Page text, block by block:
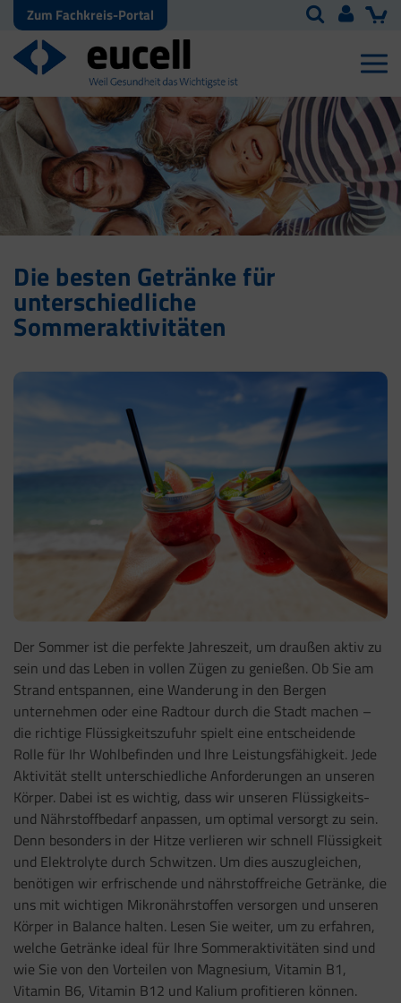
Zum Fachkreis-Portal
Die besten Getränke für
unterschiedliche
Sommeraktivitäten
Der Sommer ist die perfekte Jahreszeit, um draußen aktiv zu
sein und das Leben in vollen Zügen zu genießen. Ob Sie am
Strand entspannen, eine Wanderung in den Bergen
unternehmen oder eine Radtour durch die Stadt machen –
die richtige Flüssigkeitszufuhr spielt eine entscheidende
Rolle für Ihr Wohlbefinden und Ihre Leistungsfähigkeit. Jede
Aktivität stellt unterschiedliche Anforderungen an unseren
Körper. Dabei ist es wichtig, dass wir unseren Flüssigkeits-
und Nährstoffbedarf anpassen, um optimal versorgt zu sein.
Denn besonders in der Hitze verlieren wir schnell Flüssigkeit
und Elektrolyte durch Schwitzen. Um dies auszugleichen,
benötigen wir erfrischende und nährstoffreiche Getränke, die
uns mit wichtigen Mikronährstoffen versorgen und unseren
Körper in Balance halten. Lesen Sie weiter, um zu erfahren,
welche Getränke ideal für Ihre Sommeraktivitäten sind und
wie Sie von den Vorteilen von Magnesium, Vitamin B1,
Vitamin B6, Vitamin B12 und Kalium profitieren können.